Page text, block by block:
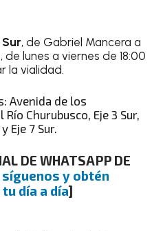
Sur, de Gabriel Mancera a
de lunes a viernes de 18:00
la vialidad.
Avenida de los
Churubusco, Eje 3 Sur,
Eje 7 Sur.
DE WHATSAPP DE
síguenos y obtén
día a día]